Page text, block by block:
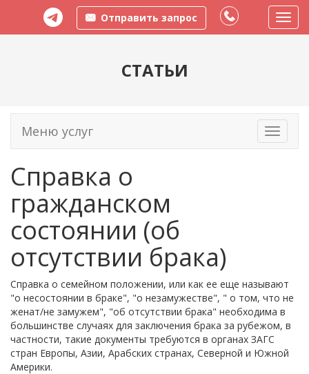
Отправить запрос
меню
СТАТЬИ
Toggle
Меню услуг
Справка о
гражданском
состоянии (об
отсутствии брака)
Справка о семейном положении, или как ее еще называют
"о несостоянии в браке", "о незамужестве", " о том, что не
женат/не замужем", "об отсутствии брака" необходима в
большинстве случаях для заключения брака за рубежом, в
частности, такие документы требуются в органах ЗАГС
стран Европы, Азии, Арабских странах, Северной и Южной
Америки.